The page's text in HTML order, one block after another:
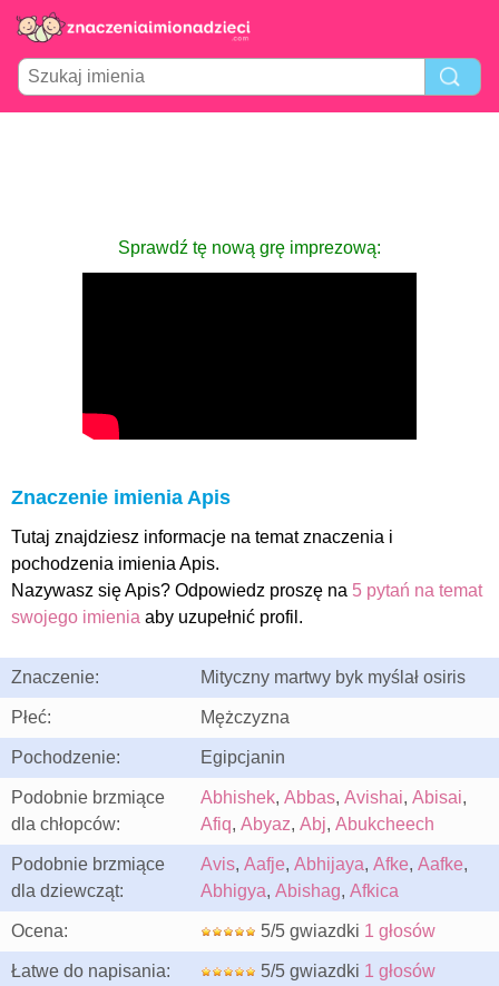
Sprawdź tę nową grę imprezową:
Znaczenie imienia Apis
Tutaj znajdziesz informacje na temat znaczenia i
pochodzenia imienia Apis.
Nazywasz się Apis? Odpowiedz proszę na 5 pytań na temat
swojego imienia aby uzupełnić profil.
Znaczenie: Mityczny martwy byk myślał osiris
Płeć: Mężczyzna
Pochodzenie: Egipcjanin
Podobnie brzmiące
dla chłopców:
Abhishek, Abbas, Avishai, Abisai,
Afiq, Abyaz, Abj, Abukcheech
Podobnie brzmiące
dla dziewcząt:
Avis, Aafje, Abhijaya, Afke, Aafke,
Abhigya, Abishag, Afkica
Ocena: 5/5 gwiazdki 1 głosów
Łatwe do napisania: 5/5 gwiazdki 1 głosów